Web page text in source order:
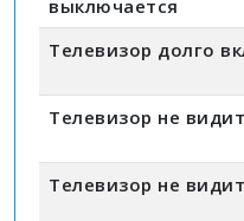
выключается
Телевизор долго
Телевизор не
Телевизор не